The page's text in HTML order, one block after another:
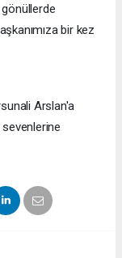
gönüllerde
bir kez
Arslan'a